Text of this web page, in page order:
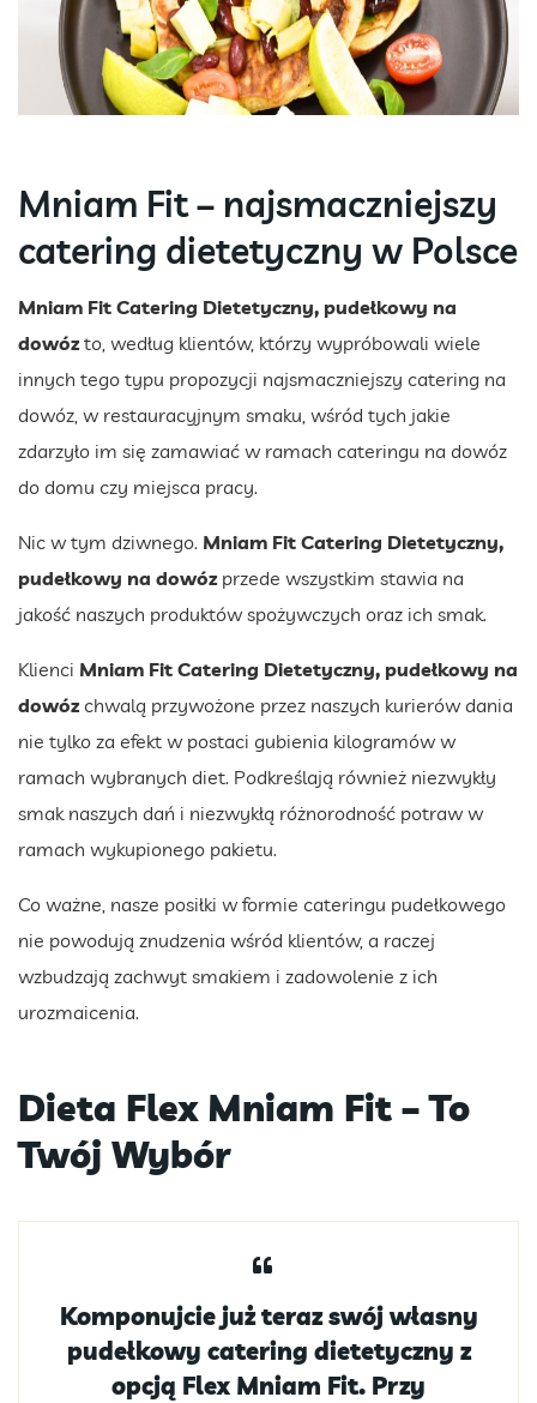
Mniam Fit – najsmaczniejszy
catering dietetyczny w Polsce
Mniam Fit Catering Dietetyczny, pudełkowy na
dowóz to, według klientów, którzy wypróbowali wiele
innych tego typu propozycji najsmaczniejszy catering na
dowóz, w restauracyjnym smaku, wśród tych jakie
zdarzyło im się zamawiać w ramach cateringu na dowóz
do domu czy miejsca pracy.
Nic w tym dziwnego. Mniam Fit Catering Dietetyczny,
pudełkowy na dowóz przede wszystkim stawia na
jakość naszych produktów spożywczych oraz ich smak.
Klienci Mniam Fit Catering Dietetyczny, pudełkowy na
dowóz chwalą przywożone przez naszych kurierów dania
nie tylko za efekt w postaci gubienia kilogramów w
ramach wybranych diet. Podkreślają również niezwykły
smak naszych dań i niezwykłą różnorodność potraw w
ramach wykupionego pakietu.
Co ważne, nasze posiłki w formie cateringu pudełkowego
nie powodują znudzenia wśród klientów, a raczej
wzbudzają zachwyt smakiem i zadowolenie z ich
urozmaicenia.
Dieta Flex Mniam Fit – To
Twój Wybór
Komponujcie już teraz swój własny
pudełkowy catering dietetyczny z
opcją Flex Mniam Fit. Przy